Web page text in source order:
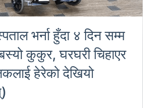
भर्ना हुँदा ४ दिन सम्म
कुकुर, घरघरी चिहाएर
हेरेको देखियो